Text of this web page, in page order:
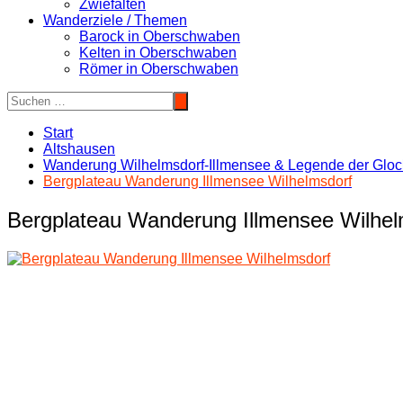
Zwiefalten
Wanderziele / Themen
Barock in Oberschwaben
Kelten in Oberschwaben
Römer in Oberschwaben
Start
Altshausen
Wanderung Wilhelmsdorf-Illmensee & Legende der
Bergplateau Wanderung Illmensee Wilhelmsdorf
Bergplateau Wanderung Illmensee